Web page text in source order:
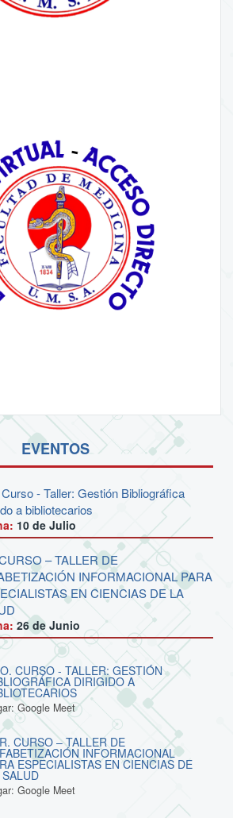
EVENTOS
- Taller: Gestión Bibliográfica
a bibliotecarios
10 deJulio
– TALLER DE
INFORMACIONAL PARA
EN CIENCIAS DE LA
26 deJunio
CURSO - TALLER: GESTIÓN
DIRIGIDO A
Google Meet
CURSO – TALLER DE
INFORMACIONAL
ESPECIALISTAS EN CIENCIAS DE
Google Meet